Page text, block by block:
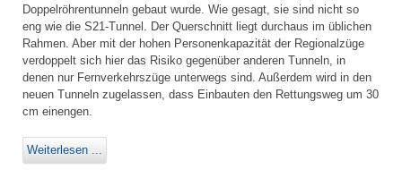
Doppelröhrentunneln gebaut wurde. Wie gesagt, sie sind nicht so
eng wie die S21-Tunnel. Der Querschnitt liegt durchaus im üblichen
Rahmen. Aber mit der hohen Personenkapazität der Regionalzüge
verdoppelt sich hier das Risiko gegenüber anderen Tunneln, in
denen nur Fernverkehrszüge unterwegs sind. Außerdem wird in den
neuen Tunneln zugelassen, dass Einbauten den Rettungsweg um 30
cm einengen.
Weiterlesen ...